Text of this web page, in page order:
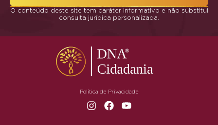
O conteúdo deste site tem caráter informativo e não substitui
consulta jurídica personalizada.
Política de Privacidade